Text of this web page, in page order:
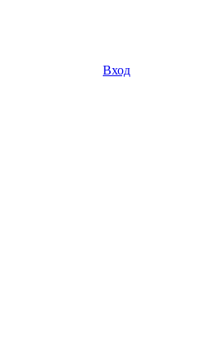
Вход